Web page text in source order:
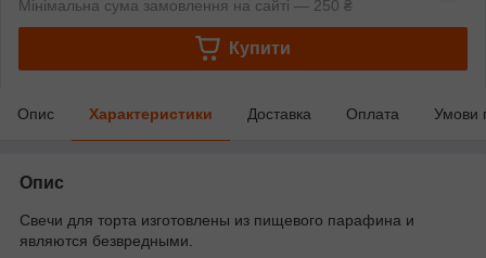
Мінімальна сума замовлення на сайті — 250 ₴
Купити
Опис Характеристики Доставка Оплата Умови
Опис
Свечи для торта изготовлены из пищевого парафина и
являются безвредными.